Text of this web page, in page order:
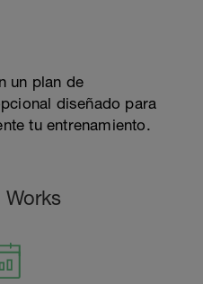
un plan de
diseñado para
tu entrenamiento.